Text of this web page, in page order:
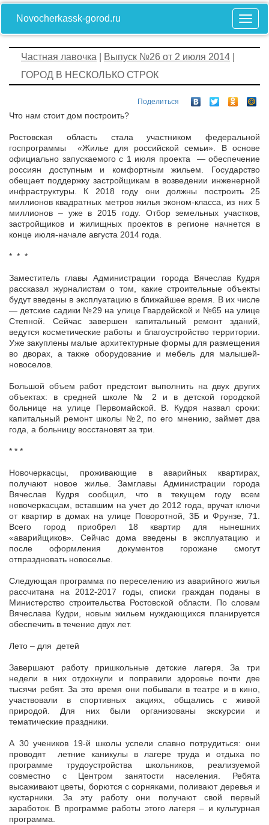
Novocherkassk-gorod.ru
Частная лавочка Выпуск №26 от 2 июля 2014
ГОРОД В НЕСКОЛЬКО СТРОК
Поделиться
Что нам стоит дом построить?
Ростовская область стала участником федеральной
госпрограммы «Жилье для российской семьи». В основе
официально запускаемого с 1 июля проекта — обеспечение
россиян доступным и комфортным жильем. Государство
обещает поддержку застройщикам в возведении инженерной
инфраструктуры. К 2018 году они должны построить 25
миллионов квадратных метров жилья эконом-класса, из них 5
миллионов – уже в 2015 году. Отбор земельных участков,
застройщиков и жилищных проектов в регионе начнется в
конце июля-начале августа 2014 года.
* * *
Заместитель главы Администрации города Вячеслав Кудря
рассказал журналистам о том, какие строительные объекты
будут введены в эксплуатацию в ближайшее время. В их числе
— детские садики №29 на улице Гвардейской и №65 на улице
Степной. Сейчас завершен капитальный ремонт зданий,
ведутся косметические работы и благоустройство территории.
Уже закуплены малые архитектурные формы для размещения
во дворах, а также оборудование и мебель для малышей-
новоселов.
Большой объем работ предстоит выполнить на двух других
объектах: в средней школе № 2 и в детской городской
больнице на улице Первомайской. В. Кудря назвал сроки:
капитальный ремонт школы №2, по его мнению, займет два
года, а больницу восстановят за три.
* * *
Новочеркасцы, проживающие в аварийных квартирах,
получают новое жилье. Замглавы Администрации города
Вячеслав Кудря сообщил, что в текущем году всем
новочеркасцам, вставшим на учет до 2012 года, вручат ключи
от квартир в домах на улице Поворотной, 3Б и Фрунзе, 71.
Всего город приобрел 18 квартир для нынешних
«аварийщиков». Сейчас дома введены в эксплуатацию и
после оформления документов горожане смогут
отпраздновать новоселье.
Следующая программа по переселению из аварийного жилья
рассчитана на 2012-2017 годы, списки граждан поданы в
Министерство строительства Ростовской области. По словам
Вячеслава Кудри, новым жильем нуждающихся планируется
обеспечить в течение двух лет.
Лето – для детей
Завершают работу пришкольные детские лагеря. За три
недели в них отдохнули и поправили здоровье почти две
тысячи ребят. За это время они побывали в театре и в кино,
участвовали в спортивных акциях, общались с живой
природой. Для них были организованы экскурсии и
тематические праздники.
А 30 учеников 19-й школы успели славно потрудиться: они
проводят летние каникулы в лагере труда и отдыха по
программе трудоустройства школьников, реализуемой
совместно с Центром занятости населения. Ребята
высаживают цветы, борются с сорняками, поливают деревья и
кустарники. За эту работу они получают свой первый
заработок. В программе работы этого лагеря – и культурная
программа.